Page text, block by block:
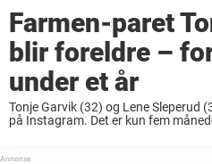
Farmen-paret
blir foreldre –
under et år
Tonje Garvik (32) og Lene Sleperud
på Instagram. Det er kun fem